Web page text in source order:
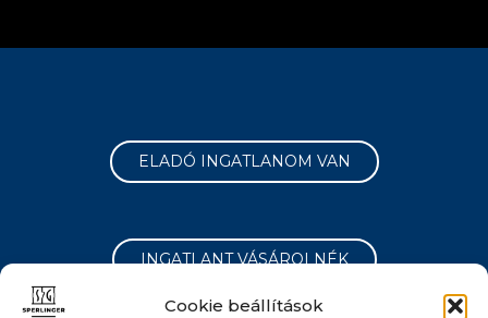
Cookie beállítások
ELADÓ INGATLANOM VAN
INGATLANT VÁSÁROLNÉK